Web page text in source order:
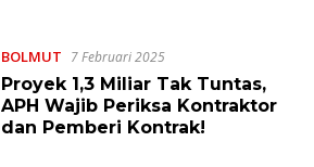
BOLMUT 7 Februari 2025
Proyek 1,3 Miliar Tak Tuntas,
APH Wajib Periksa Kontraktor
dan Pemberi Kontrak!